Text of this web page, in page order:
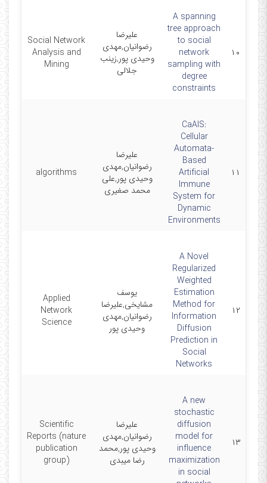
۱۰
A spanning
tree approach
to social
network
sampling with
degree
constraints
علیرضا
رضوانیان,مهدی
وحیدی پور,زینب
جلالی
Social Network
Analysis and
Mining
۱۱
CaAIS:
Cellular
Automata-
Based
Artificial
Immune
System for
Dynamic
Environments
علیرضا
رضوانیان,مهدی
وحیدی پور,علی
محمد صغیری
algorithms
۱۲
A Novel
Regularized
Weighted
Estimation
Method for
Information
Diffusion
Prediction in
Social
Networks
یوسف
مشایخی,علیرضا
رضوانیان,مهدی
وحیدی پور
Applied
Network
Science
۱۳
A new
stochastic
diffusion
model for
influence
maximization
in social
علیرضا
رضوانیان,مهدی
وحیدی پور,محمد
رضا میبدی
Scientific
Reports (nature
publication
group)